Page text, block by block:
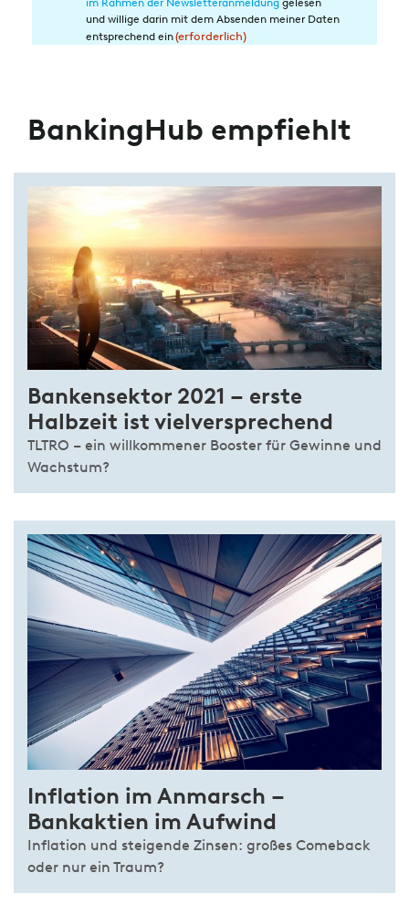
und willige darin mit dem Absenden meiner Daten
entsprechend ein(erforderlich)
BankingHub empfiehlt
Bankensektor 2021 – erste
Halbzeit ist vielversprechend
TLTRO – ein willkommener Booster für Gewinne und
Wachstum?
Inflation im Anmarsch –
Bankaktien im Aufwind
Inflation und steigende Zinsen: großes Comeback
oder nur ein Traum?